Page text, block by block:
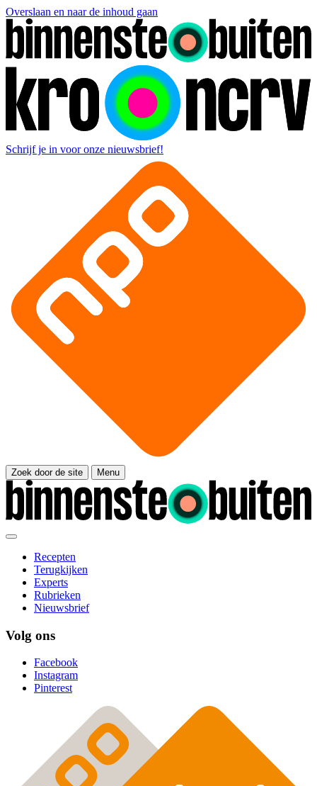
Overslaan en naar de inhoud gaan
Schrijf je in voor onze nieuwsbrief!
Zoek door de site Menu
Recepten
Terugkijken
Experts
Rubrieken
Nieuwsbrief
Volg ons
Facebook
Instagram
Pinterest